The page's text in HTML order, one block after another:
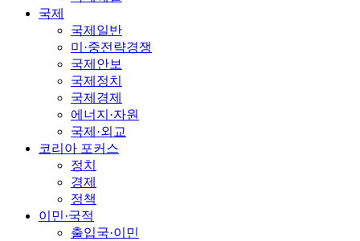
국제
국제일반
미·중전략경쟁
국제안보
국제정치
국제경제
에너지·자원
국제·외교
코리아 포커스
정치
경제
정책
이민·국적
출입국·이민